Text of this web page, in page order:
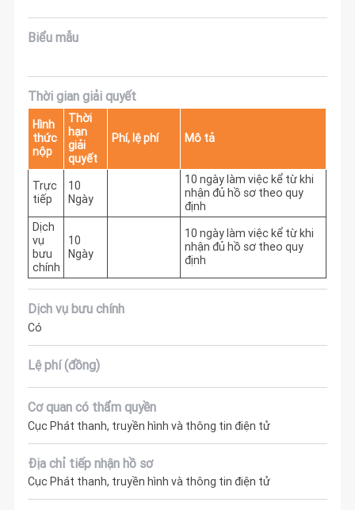
Biểu mẫu
Thời gian giải quyết
Hình
thức
nộp
Thời
hạn
giải
quyết
Phí, lệ phí Mô tả
Trực
tiếp
10
Ngày
10 ngày làm việc kể từ khi
nhận đủ hồ sơ theo quy
định
Dịch
vụ
bưu
chính
10
Ngày
10 ngày làm việc kể từ khi
nhận đủ hồ sơ theo quy
định
Dịch vụ bưu chính
Có
Lệ phí (đồng)
Cơ quan có thẩm quyền
Cục Phát thanh, truyền hình và thông tin điện tử
Địa chỉ tiếp nhận hồ sơ
Cục Phát thanh, truyền hình và thông tin điện tử